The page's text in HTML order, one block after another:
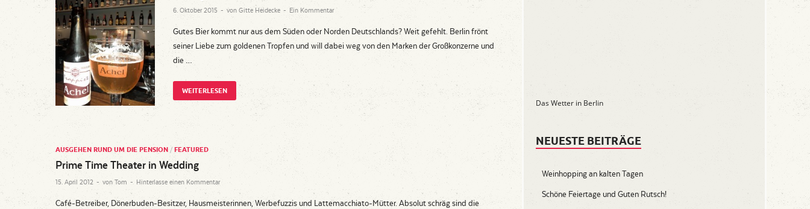
6. Oktober 2015 - von Gitte Heidecke - Ein Kommentar
Gutes Bier kommt nur aus dem Süden oder Norden Deutschlands? Weit gefehlt. Berlin frönt
seiner Liebe zum goldenen Tropfen und will dabei weg von den Marken der Großkonzerne und
die …
WEITERLESEN
AUSGEHEN RUND UM DIE PENSION / FEATURED
Prime Time Theater in Wedding
15. April 2012 - von Tom - Hinterlasse einen Kommentar
Café-Betreiber, Dönerbuden-Besitzer, Hausmeisterinnen, Werbefuzzis und Lattemacchiato-Mütter. Absolut schräg sind die
Das Wetter in Berlin
NEUESTE BEITRÄGE
Weinhopping an kalten Tagen
Schöne Feiertage und Guten Rutsch!